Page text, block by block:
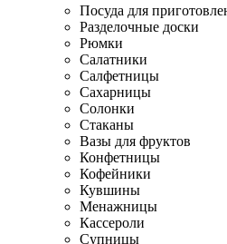
Посуда для
Разделочные доски
Рюмки
Салатники
Салфетницы
Сахарницы
Солонки
Стаканы
Вазы для фруктов
Конфетницы
Кофейники
Кувшины
Менажницы
Кассероли
Супницы